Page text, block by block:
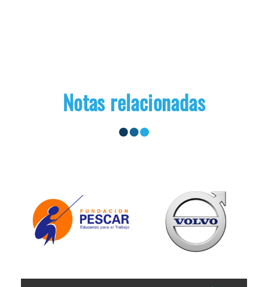
Notas relacionadas